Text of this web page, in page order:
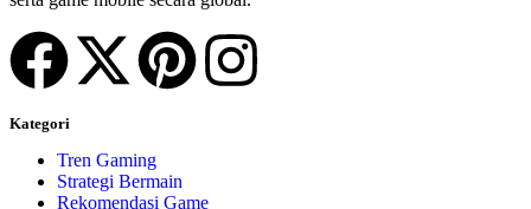
Kategori
Tren Gaming
Strategi Bermain
Rekomendasi Game